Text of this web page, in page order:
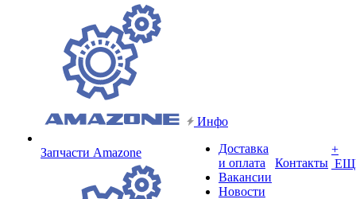
Запчасти Amazone
Инфо
Доставка
и оплата
Вакансии
Новости
Контакты
+